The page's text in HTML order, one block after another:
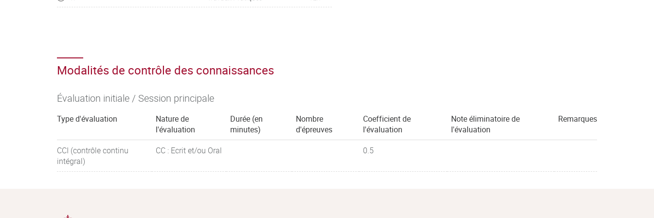
– Mobiliser les connecteurs logiques pour l’argumentation
Modalités de contrôle des connaissances
Évaluation initiale / Session principale
Type d'évaluation
Nature de
l'évaluation
Durée (en
minutes)
Nombre
d'épreuves
Coefficient de
l'évaluation
Note éliminatoire de
l'évaluation
Remarques
CCI (contrôle continu
intégral)
CC : Ecrit et/ou Oral 0.5